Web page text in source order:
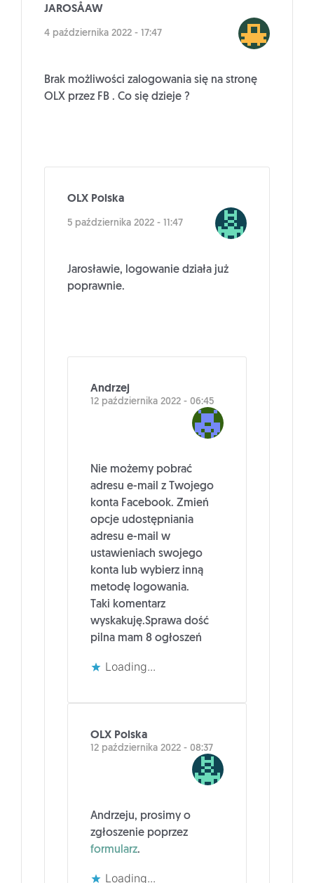
JAROSÅAW
4 października 2022 - 17:47
Brak możliwości zalogowania się na stronę
OLX przez FB . Co się dzieje ?
OLX Polska
5 października 2022 - 11:47
Jarosławie, logowanie działa już
poprawnie.
Andrzej
12 października 2022 - 06:45
Nie możemy pobrać
adresu e-mail z Twojego
konta Facebook. Zmień
opcje udostępniania
adresu e-mail w
ustawieniach swojego
konta lub wybierz inną
metodę logowania.
Taki komentarz
wyskakuję.Sprawa dość
pilna mam 8 ogłoszeń
Loading...
OLX Polska
12 października 2022 - 08:37
Andrzeju, prosimy o
zgłoszenie poprzez
formularz.
Loading...